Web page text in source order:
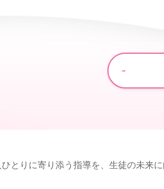
とりに寄り添う指導を、生徒の未来に